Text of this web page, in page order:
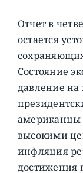
Отчет в
остается
Состояние
давление на
высокими
инфляция
достижения